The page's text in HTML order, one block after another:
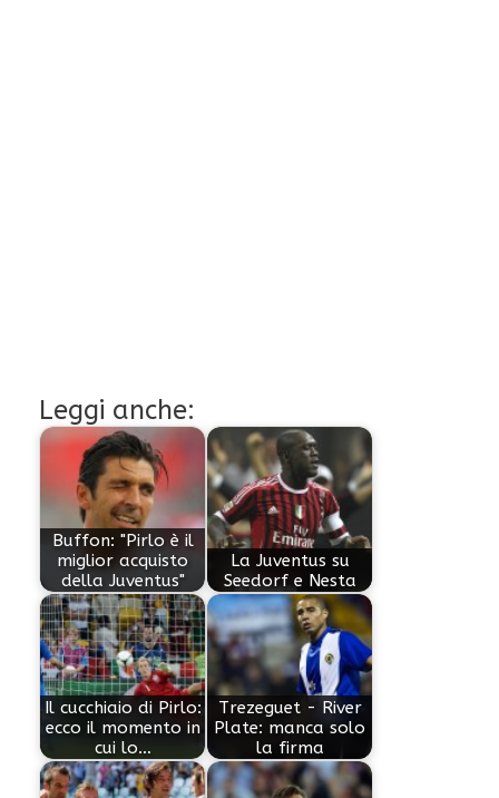
Leggi anche:
Buffon: "Pirlo è il
miglior acquisto
della Juventus"
La Juventus su
Seedorf e Nesta
Il cucchiaio di Pirlo:
ecco il momento in
cui lo…
Trezeguet - River
Plate: manca solo
la firma